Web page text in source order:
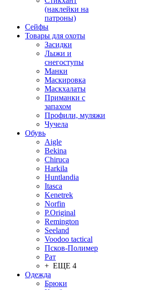
(наклейки на
патроны)
Сейфы
Товары для охоты
Засидки
Лыжи и
снегоступы
Манки
Маскировка
Маскхалаты
Приманки с
запахом
Профили, муляжи
Чучела
Обувь
Aigle
Bekina
Chiruсa
Harkila
Huntlandia
Itasca
Kenetrek
Norfin
P.Original
Remington
Seeland
Voodoo tactical
Псков-Полимер
Рат
+ ЕЩЕ 4
Одежда
Брюки